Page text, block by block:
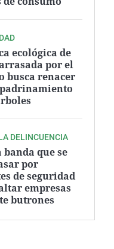
ecológica de
por el
busca renacer
DELINCUENCIA
banda que se
por
de seguridad
empresas
butrones